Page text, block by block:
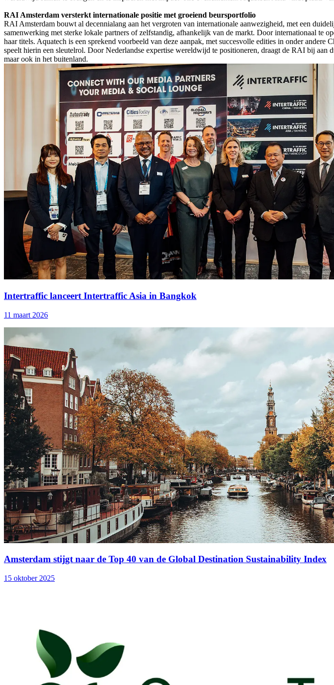
RAI Amsterdam versterkt internationale positie met groeiend beursportfolio
RAI Amsterdam bouwt al decennialang aan het vergroten van internationale aanwezigheid, met een
samenwerking met sterke lokale partners of zelfstandig, afhankelijk van de markt. Door internationaal te
haar titels. Aquatech is een sprekend voorbeeld van deze aanpak, met succesvolle edities in onder
speelt hierin een sleutelrol. Door Nederlandse expertise wereldwijd te positioneren, draagt de RAI bij aan
maar ook in het buitenland.
Intertraffic lanceert Intertraffic Asia in Bangkok
11 maart 2026
Amsterdam stijgt naar de Top 40 van de Global Destination Sustainability Index
15 oktober 2025